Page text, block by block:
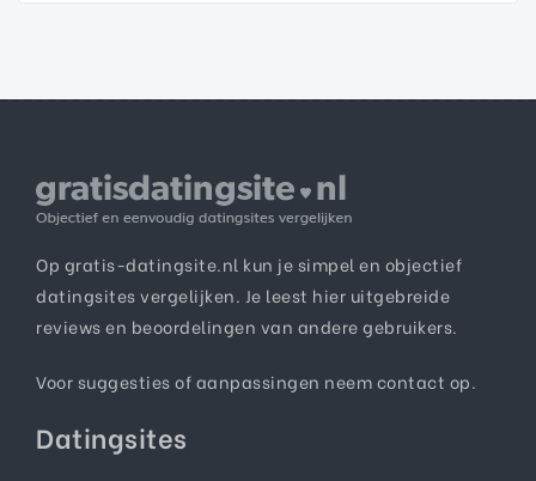
Op gratis-datingsite.nl kun je simpel en objectief
datingsites vergelijken. Je leest hier uitgebreide
reviews en beoordelingen van andere gebruikers.
Voor suggesties of aanpassingen neemcontact op.
Datingsites